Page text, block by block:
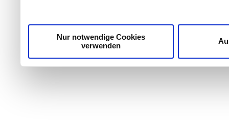
Nur notwendige Cookies
verwenden